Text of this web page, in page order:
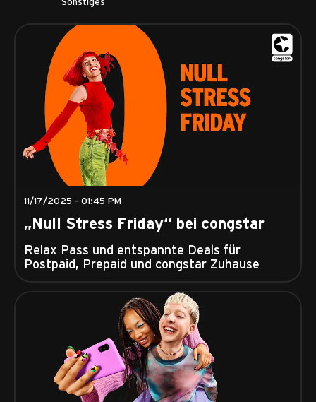
11/17/2025 - 01:45 PM
„Null Stress Friday“ bei congstar
Relax Pass und entspannte Deals für
Postpaid, Prepaid und congstar Zuhause